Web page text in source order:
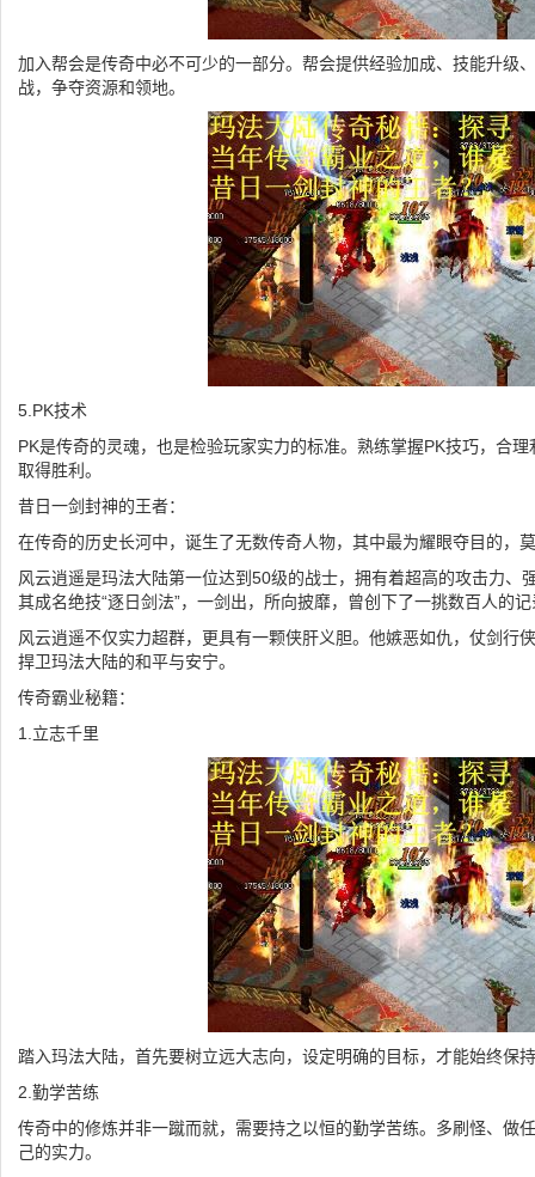
加入帮会是传奇中必不可少的一部分。帮会提供经验加成、技能升级
战，争夺资源和领地。
5.PK技术
PK是传奇的灵魂，也是检验玩家实力的标准。熟练掌握PK技巧，合
取得胜利。
昔日一剑封神的王者：
在传奇的历史长河中，诞生了无数传奇人物，其中最为耀眼夺目的，
风云逍遥是玛法大陆第一位达到50级的战士，拥有着超高的攻击力、
其成名绝技“逐日剑法”，一剑出，所向披靡，曾创下了一挑数百人的
风云逍遥不仅实力超群，更具有一颗侠肝义胆。他嫉恶如仇，仗剑行
捍卫玛法大陆的和平与安宁。
传奇霸业秘籍：
1.立志千里
踏入玛法大陆，首先要树立远大志向，设定明确的目标，才能始终保
2.勤学苦练
传奇中的修炼并非一蹴而就，需要持之以恒的勤学苦练。多刷怪、做
己的实力。